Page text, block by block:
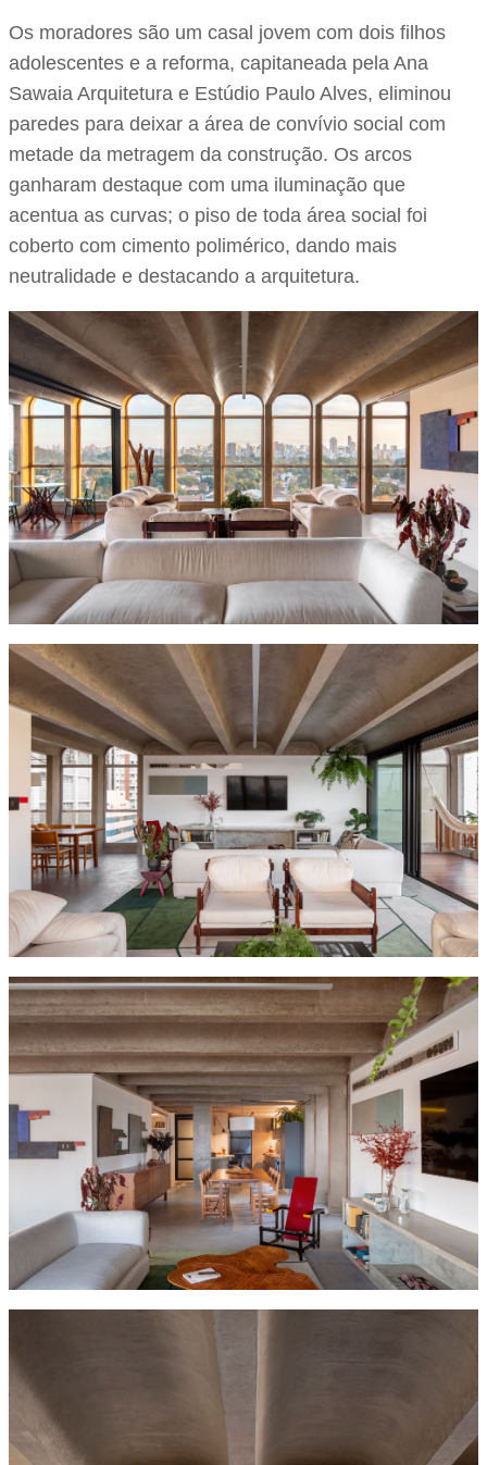
Os moradores são um casal jovem com dois filhos
adolescentes e a reforma, capitaneada pela Ana
Sawaia Arquitetura e Estúdio Paulo Alves, eliminou
paredes para deixar a área de convívio social com
metade da metragem da construção. Os arcos
ganharam destaque com uma iluminação que
acentua as curvas; o piso de toda área social foi
coberto com cimento polimérico, dando mais
neutralidade e destacando a arquitetura.